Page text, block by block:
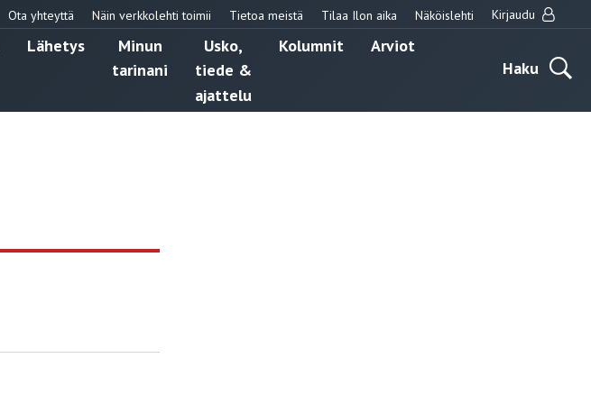
Ota yhteyttä Näin verkkolehti toimii Tietoa meistä Tilaa Ilon aika Näköislehti Kirjaudu
Lähetys
Minun
tarinani
Usko,
tiede &
ajattelu
Kolumnit
Arviot
Haku